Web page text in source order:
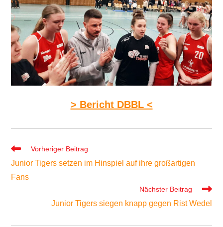
> Bericht DBBL <
Weitere
ansehen
Vorheriger Beitrag
Junior Tigers setzen im Hinspiel auf ihre großartigen
Fans
Nächster Beitrag
Junior Tigers siegen knapp gegen Rist Wedel